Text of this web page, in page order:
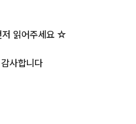
저 읽어주세요 ☆
사합니다